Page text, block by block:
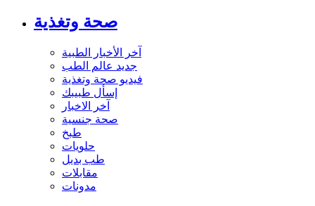
صحة وتغذية
آخر الأخبار الطبية
جديد عالم الطب
فيديو صحة وتغذية
إسأل طبيبك
آخر الاخبار
صحة جنسية
طبخ
حلويات
طب بديل
مقابلات
مدونات